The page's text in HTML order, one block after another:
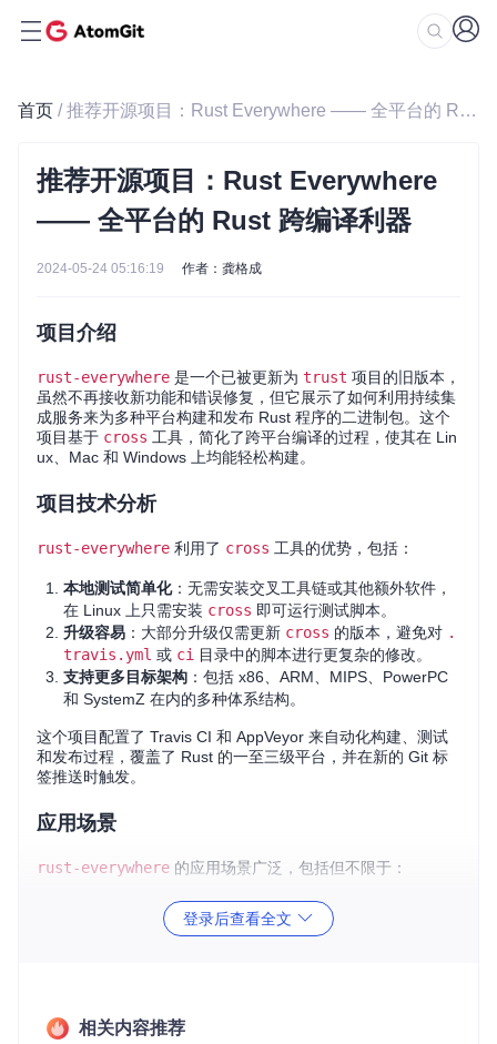
首页 / 推荐开源项目：Rust Everywhere —— 全平台的 Rust 跨编译利器
推荐开源项目：Rust Everywhere
—— 全平台的 Rust 跨编译利器
2024-05-24 05:16:19 作者：龚格成
项目介绍
rust-everywhere 是一个已被更新为 trust 项目的旧版本，
虽然不再接收新功能和错误修复，但它展示了如何利用持续集
成服务来为多种平台构建和发布 Rust 程序的二进制包。这个
项目基于 cross 工具，简化了跨平台编译的过程，使其在 Lin
ux、Mac 和 Windows 上均能轻松构建。
项目技术分析
rust-everywhere 利用了 cross 工具的优势，包括：
本地测试简单化：无需安装交叉工具链或其他额外软件，
在 Linux 上只需安装 cross 即可运行测试脚本。
升级容易 ：大部分升级仅需更新 cross 的版本，避免对 .
travis.yml 或 ci 目录中的脚本进行更复杂的修改。
支持更多目标架构 ：包括 x86、ARM、MIPS、PowerPC
和 SystemZ 在内的多种体系结构。
这个项目配置了 Travis CI 和 AppVeyor 来自动化构建、测试
和发布过程，覆盖了 Rust 的一至三级平台，并在新的 Git 标
签推送时触发。
应用场景
rust-everywhere 的应用场景广泛，包括但不限于：
想要快速为多平台提供 Rust 库或应用的开发者。
希望简化 CI/CD 配置，集中精力于核心业务逻辑的团队。
项目特点
登录后查看全文
相关内容推荐